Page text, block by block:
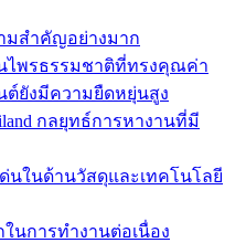
ามสำคัญอย่างมาก
ไพรธรรมชาติที่ทรงคุณค่า
ต์ยังมีความยืดหยุ่นสูง
กลยุทธ์การหางานที่มี
นในด้านวัสดุและเทคโนโลยี
ในการทำงานต่อเนื่อง